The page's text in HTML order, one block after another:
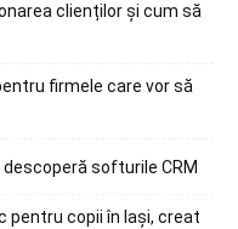
clienților și cum să
firmele care vor să
softurile CRM
pentru copii în Iași, creat